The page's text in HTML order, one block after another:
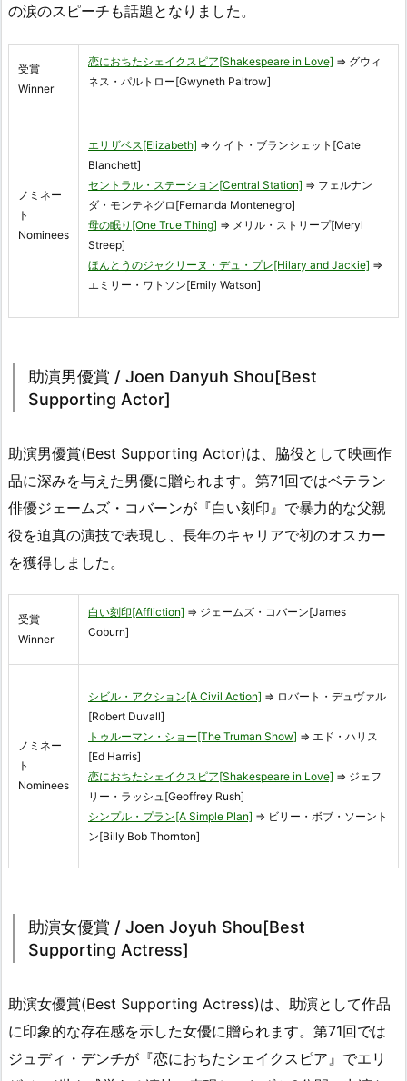
の涙のスピーチも話題となりました。
受賞
Winner
恋におちたシェイクスピア[Shakespeare in Love] ⇒ グウィ
ネス・パルトロー[Gwyneth Paltrow]
ノミネー
ト
Nominees
エリザベス[Elizabeth] ⇒ ケイト・ブランシェット[Cate
Blanchett]
セントラル・ステーション[Central Station] ⇒ フェルナン
ダ・モンテネグロ[Fernanda Montenegro]
母の眠り[One True Thing] ⇒ メリル・ストリープ[Meryl
Streep]
ほんとうのジャクリーヌ・デュ・プレ[Hilary and Jackie] ⇒
エミリー・ワトソン[Emily Watson]
助演男優賞 / Joen Danyuh Shou[Best
Supporting Actor]
助演男優賞(Best Supporting Actor)は、脇役として映画作
品に深みを与えた男優に贈られます。第71回ではベテラン
俳優ジェームズ・コバーンが『白い刻印』で暴力的な父親
役を迫真の演技で表現し、長年のキャリアで初のオスカー
を獲得しました。
受賞
Winner
白い刻印[Affliction] ⇒ ジェームズ・コバーン[James
Coburn]
ノミネー
ト
Nominees
シビル・アクション[A Civil Action] ⇒ ロバート・デュヴァル
[Robert Duvall]
トゥルーマン・ショー[The Truman Show] ⇒ エド・ハリス
[Ed Harris]
恋におちたシェイクスピア[Shakespeare in Love] ⇒ ジェフ
リー・ラッシュ[Geoffrey Rush]
シンプル・プラン[A Simple Plan] ⇒ ビリー・ボブ・ソーント
ン[Billy Bob Thornton]
助演女優賞 / Joen Joyuh Shou[Best
Supporting Actress]
助演女優賞(Best Supporting Actress)は、助演として作品
に印象的な存在感を示した女優に贈られます。第71回では
ジュディ・デンチが『恋におちたシェイクスピア』でエリ